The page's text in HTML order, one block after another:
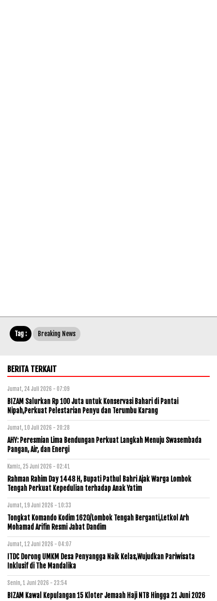
Tag : Breaking News
BERITA TERKAIT
Jumat, 24 Juli 2026 - 07:09
BIZAM Salurkan Rp 100 Juta untuk Konservasi Bahari di Pantai
Nipah,Perkuat Pelestarian Penyu dan Terumbu Karang
Jumat, 10 Juli 2026 - 20:28
AHY: Peresmian Lima Bendungan Perkuat Langkah Menuju Swasembada
Pangan, Air, dan Energi
Kamis, 25 Juni 2026 - 02:41
Rahman Rahim Day 1448 H, Bupati Pathul Bahri Ajak Warga Lombok
Tengah Perkuat Kepedulian terhadap Anak Yatim
Jumat, 19 Juni 2026 - 10:33
Tongkat Komando Kodim 1620/Lombok Tengah Berganti,Letkol Arh
Mohamad Arifin Resmi Jabat Dandim
Jumat, 12 Juni 2026 - 04:07
ITDC Dorong UMKM Desa Penyangga Naik Kelas,Wujudkan Pariwisata
Inklusif di The Mandalika
Senin, 1 Juni 2026 - 23:54
BIZAM Kawal Kepulangan 15 Kloter Jemaah Haji NTB Hingga 21 Juni 2026